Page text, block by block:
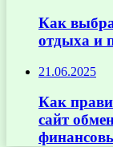
Как
отдыха и
21.06.2025
Как
сайт